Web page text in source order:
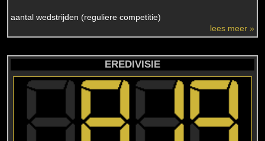
aantal wedstrijden (reguliere competitie)
lees meer »
EREDIVISIE